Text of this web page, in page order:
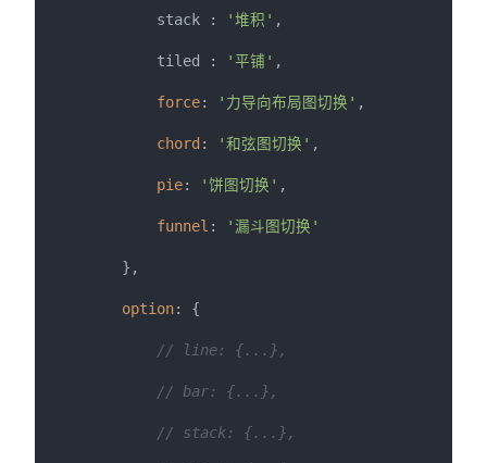
            stack :
'堆积' ,
            tiled :
'平铺' ,
force: '力导向布局图切换' ,
chord : '和弦图切换' ,
pie: '饼图切换' ,
funnel : '漏斗图切换'
        },
option: {
// line: {...},
// bar: {...},
// stack: {...},